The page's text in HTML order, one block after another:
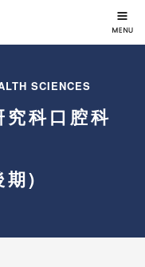
SCIENCES
科口腔科
期)